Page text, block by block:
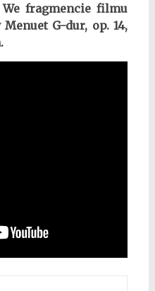
We fragmencie filmu
G-dur, op. 14,